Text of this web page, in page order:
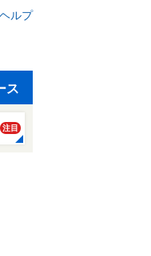
ヘルプ
ス
注目